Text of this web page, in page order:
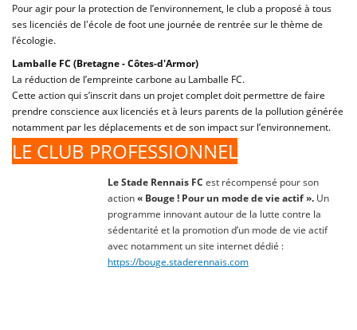
Pour agir pour la protection de l’environnement, le club a proposé à tous
ses licenciés de l'école de foot une journée de rentrée sur le thème de
l’écologie.
Lamballe FC (Bretagne - Côtes-d'Armor)
La réduction de l’empreinte carbone au Lamballe FC.
Cette action qui s’inscrit dans un projet complet doit permettre de faire
prendre conscience aux licenciés et à leurs parents de la pollution générée
notamment par les déplacements et de son impact sur l’environnement.
LE CLUB PROFESSIONNEL
Le Stade Rennais FC est récompensé pour son
action« Bouge ! Pour un mode de vie actif ». Un
programme innovant autour de la lutte contre la
sédentarité et la promotion d’un mode de vie actif
avec notamment un site internet dédié :
https://bouge.staderennais.com